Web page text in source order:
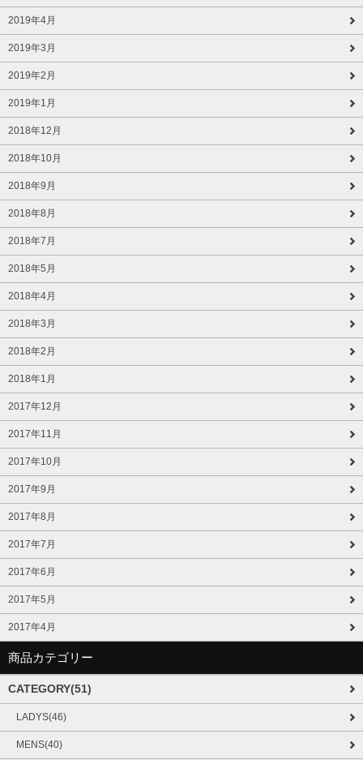
2019年4月
2019年3月
2019年2月
2019年1月
2018年12月
2018年10月
2018年9月
2018年8月
2018年7月
2018年5月
2018年4月
2018年3月
2018年2月
2018年1月
2017年12月
2017年11月
2017年10月
2017年9月
2017年8月
2017年7月
2017年6月
2017年5月
2017年4月
商品カテゴリー
CATEGORY(51)
LADYS(46)
MENS(40)